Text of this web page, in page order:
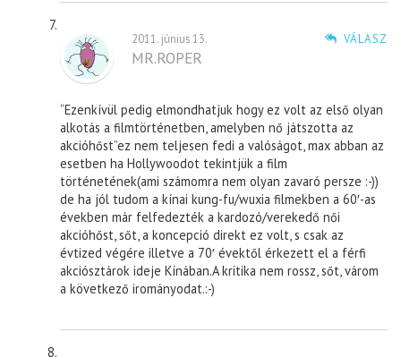
VÁLASZ
2011. június 13.
MR.ROPER
“Ezenkívül pedig elmondhatjuk hogy ez volt az első olyan
alkotás a filmtörténetben, amelyben nő játszotta az
akcióhőst”ez nem teljesen fedi a valóságot, max abban az
esetben ha Hollywoodot tekintjük a film
történetének(ami számomra nem olyan zavaró persze :-))
de ha jól tudom a kínai kung-fu/wuxia filmekben a 60′-as
években már felfedezték a kardozó/verekedő női
akcióhőst, sőt, a koncepció direkt ez volt, s csak az
évtized végére illetve a 70′ évektől érkezett el a férfi
akciósztárok ideje Kínában.A kritika nem rossz, sőt, várom
a következő irományodat.:-)